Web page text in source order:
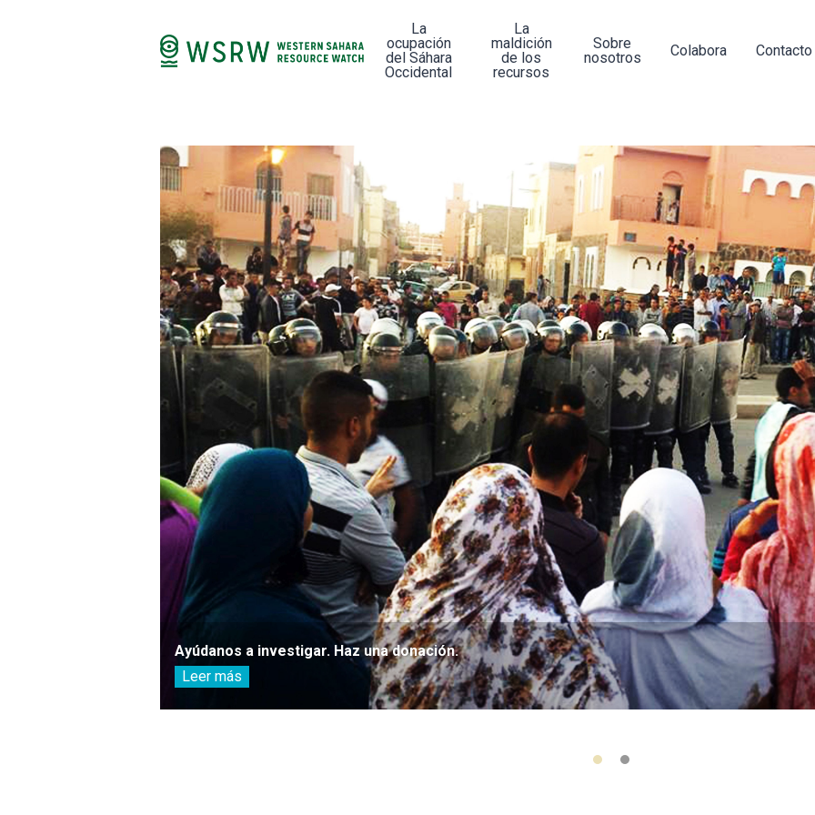
La
ocupación
del Sáhara
Occidental
La
maldición
de los
recursos
Sobre
nosotros
Colabora Contacto
Ayúdanos a investigar. Haz una donación.
Leer más